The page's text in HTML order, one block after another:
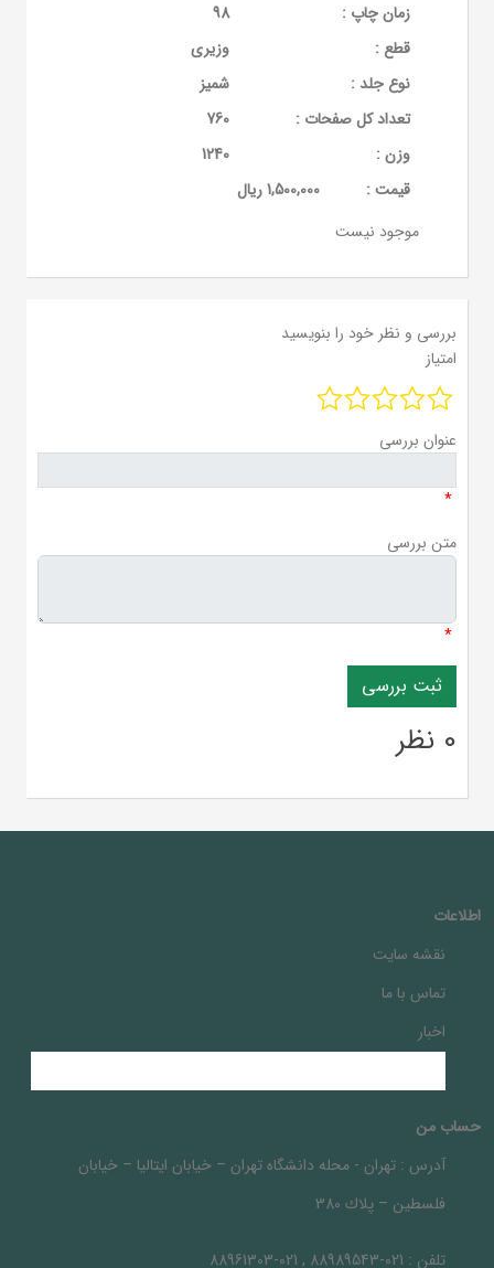
زمان چاپ :
98
قطع :
وزیری
نوع جلد :
شمیز
تعداد کل صفحات :
760
وزن :
1240
قيمت :
1,500,000 ریال
موجود نیست
بررسی و نظر خود را بنویسید
امتیاز
عنوان بررسی
*
متن بررسی
*
0 نظر
اطلاعات
نقشه سایت
تماس با ما
اخبار
حساب من
آدرس : تهران - محله دانشگاه تهران – خيابان ايتاليا – خيابان
فلسطين – پلاك 380
تلفن : 021-88989543 , 021-88961303